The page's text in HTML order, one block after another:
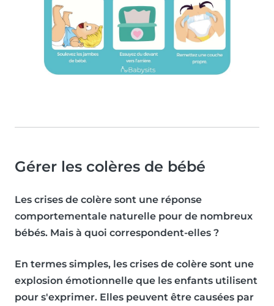
Gérer les colères de bébé
Les crises de colère sont une réponse
comportementale naturelle pour de nombreux
bébés. Mais à quoi correspondent-elles ?
En termes simples, les crises de colère sont une
explosion émotionnelle que les enfants utilisent
pour s'exprimer. Elles peuvent être causées par